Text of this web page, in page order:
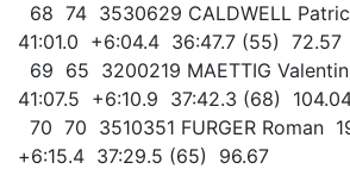
68 74 3530629 CALDWELL
41:01.0 +6:04.4 36:47.7 (55) 72.57
69 65 3200219 MAETTIG
41:07.5 +6:10.9 37:42.3 (68)
70 70 3510351 FURGER Roman
+6:15.4 37:29.5 (65) 96.67